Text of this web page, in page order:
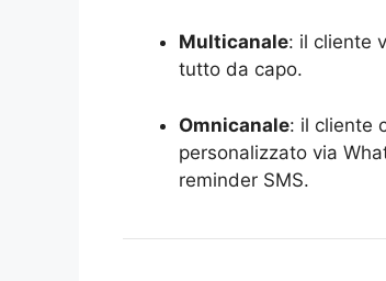
Multicanale: il cliente
tutto da capo.
Omnicanale: il cliente
personalizzato via
reminder SMS.